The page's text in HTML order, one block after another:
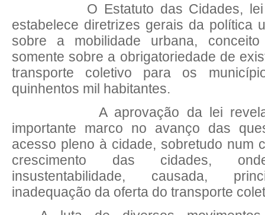
O Estatuto das Cidades, lei
estabelece diretrizes gerais da política
sobre a mobilidade urbana,
somente sobre a obrigatoriedade de
transporte coletivo para os
quinhentos mil habitantes.
A aprovação da lei revela-
importante marco no avanço das
acesso pleno à cidade, sobretudo num
crescimento das cidades,
insustentabilidade, causada,
inadequação da oferta do transporte